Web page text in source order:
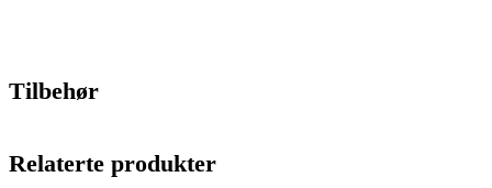
Tilbehør
Relaterte produkter